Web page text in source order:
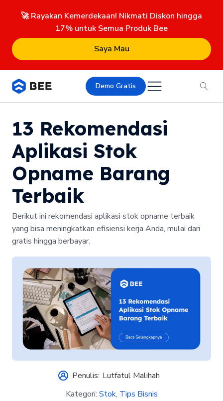
🚀 Rayakan Kemerdekaan! Nikmati Diskon hingga
17% untuk Semua Produk Bee
Saya Mau
Demo Gratis
13 Rekomendasi
Aplikasi Stok
Opname Barang
Terbaik
Berikut ini rekomendasi aplikasi stok opname terbaik
yang bisa meningkatkan efisiensi kerja Anda, mulai dari
gratis hingga berbayar.
Penulis: Lutfatul Malihah
Kategori: Stok, Tips Bisnis